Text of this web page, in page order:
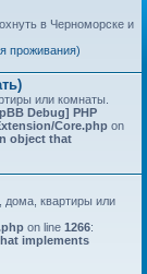
в Черноморске и
проживания)
или комнаты.
Debug] PHP
Core.php on
object that
дома, квартиры или
on line 1266:
implements